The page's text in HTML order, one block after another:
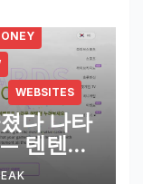
WEBSITES
다 나타
텐텐벳